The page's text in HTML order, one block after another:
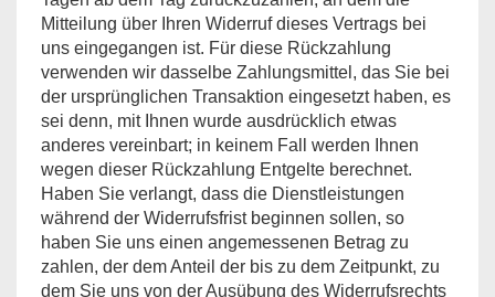
Mitteilung über Ihren Widerruf dieses Vertrags bei
uns eingegangen ist. Für diese Rückzahlung
verwenden wir dasselbe Zahlungsmittel, das Sie bei
der ursprünglichen Transaktion eingesetzt haben, es
sei denn, mit Ihnen wurde ausdrücklich etwas
anderes vereinbart; in keinem Fall werden Ihnen
wegen dieser Rückzahlung Entgelte berechnet.
Haben Sie verlangt, dass die Dienstleistungen
während der Widerrufsfrist beginnen sollen, so
haben Sie uns einen angemessenen Betrag zu
zahlen, der dem Anteil der bis zu dem Zeitpunkt, zu
dem Sie uns von der Ausübung des Widerrufsrechts